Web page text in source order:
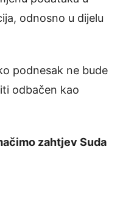
odnosno u dijelu
podnesak ne bude
odbačen kao
zahtjev Suda